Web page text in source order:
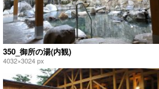
350_御所の湯(内観)
4032×3024 px